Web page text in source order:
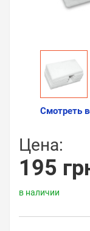
Смотреть
Цена:
195
в наличии